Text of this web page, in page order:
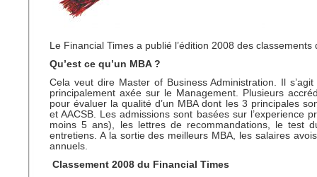
Le Financial Times a publié l’édition 2008 des classements
Qu’est ce qu’un MBA ?
Cela veut dire Master of Business Administration. Il s’agit
principalement axée sur le Management. Plusieurs
pour évaluer la qualité d’un MBA dont les 3 principales
et AACSB. Les admissions sont basées sur l’experience
moins 5 ans), les lettres de recommandations, le test
entretiens. A la sortie des meilleurs MBA, les salaires
annuels.
Classement 2008 du Financial Times